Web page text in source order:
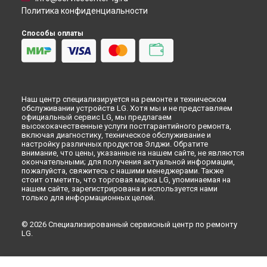
Ремонт посудомоечной машины LD-4324MH LG в
Ремонт посудомоечной машины LD-4324MH LG в
Петербурге
Политика конфиденциальности
Способы оплаты
Наш центр специализируется на ремонте и техническом
обслуживании устройств LG. Хотя мы и не представляем
официальный сервис LG, мы предлагаем
высококачественные услуги постгарантийного ремонта,
включая диагностику, техническое обслуживание и
настройку различных продуктов Элджи. Обратите
внимание, что цены, указанные на нашем сайте, не являются
окончательными; для получения актуальной информации,
пожалуйста, свяжитесь с нашими менеджерами. Также
стоит отметить, что торговая марка LG, упоминаемая на
нашем сайте, зарегистрирована и используется нами
только для информационных целей.
© 2026 Специализированный сервисный центр по ремонту
LG.